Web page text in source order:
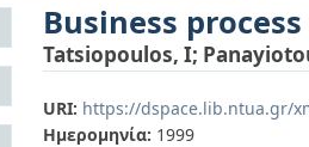
Business
Tatsiopoulos, I;
URI: https://dspace.lib.ntua.gr/
Ημερομηνία: 1999